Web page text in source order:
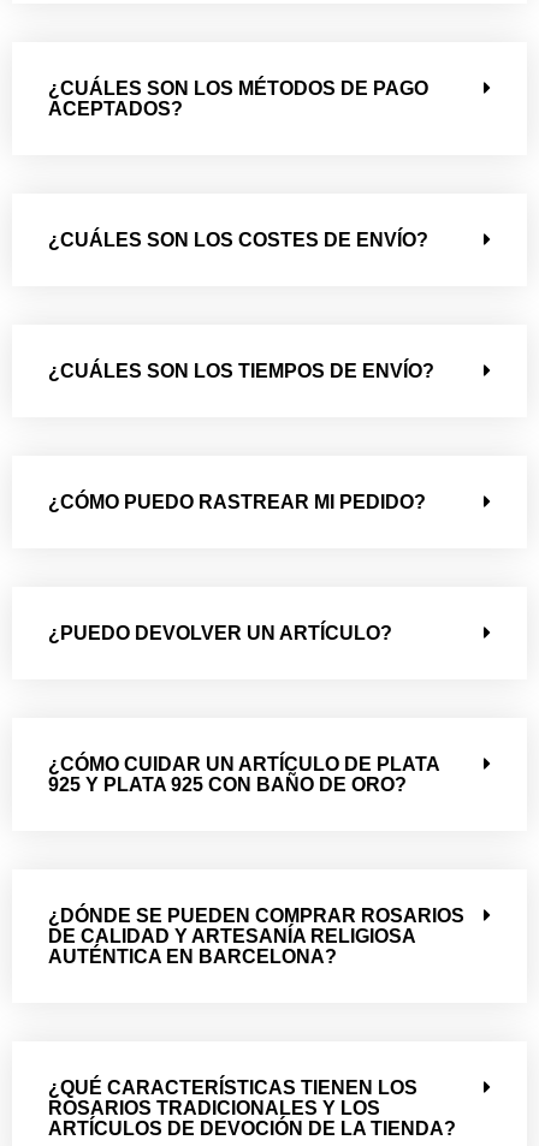
¿CUÁLES SON LOS MÉTODOS DE PAGO
ACEPTADOS?
¿CUÁLES SON LOS COSTES DE ENVÍO?
¿CUÁLES SON LOS TIEMPOS DE ENVÍO?
¿CÓMO PUEDO RASTREAR MI PEDIDO?
¿PUEDO DEVOLVER UN ARTÍCULO?
¿CÓMO CUIDAR UN ARTÍCULO DE PLATA
925 Y PLATA 925 CON BAÑO DE ORO?
¿DÓNDE SE PUEDEN COMPRAR ROSARIOS
DE CALIDAD Y ARTESANÍA RELIGIOSA
AUTÉNTICA EN BARCELONA?
¿QUÉ CARACTERÍSTICAS TIENEN LOS
ROSARIOS TRADICIONALES Y LOS
ARTÍCULOS DE DEVOCIÓN DE LA TIENDA?